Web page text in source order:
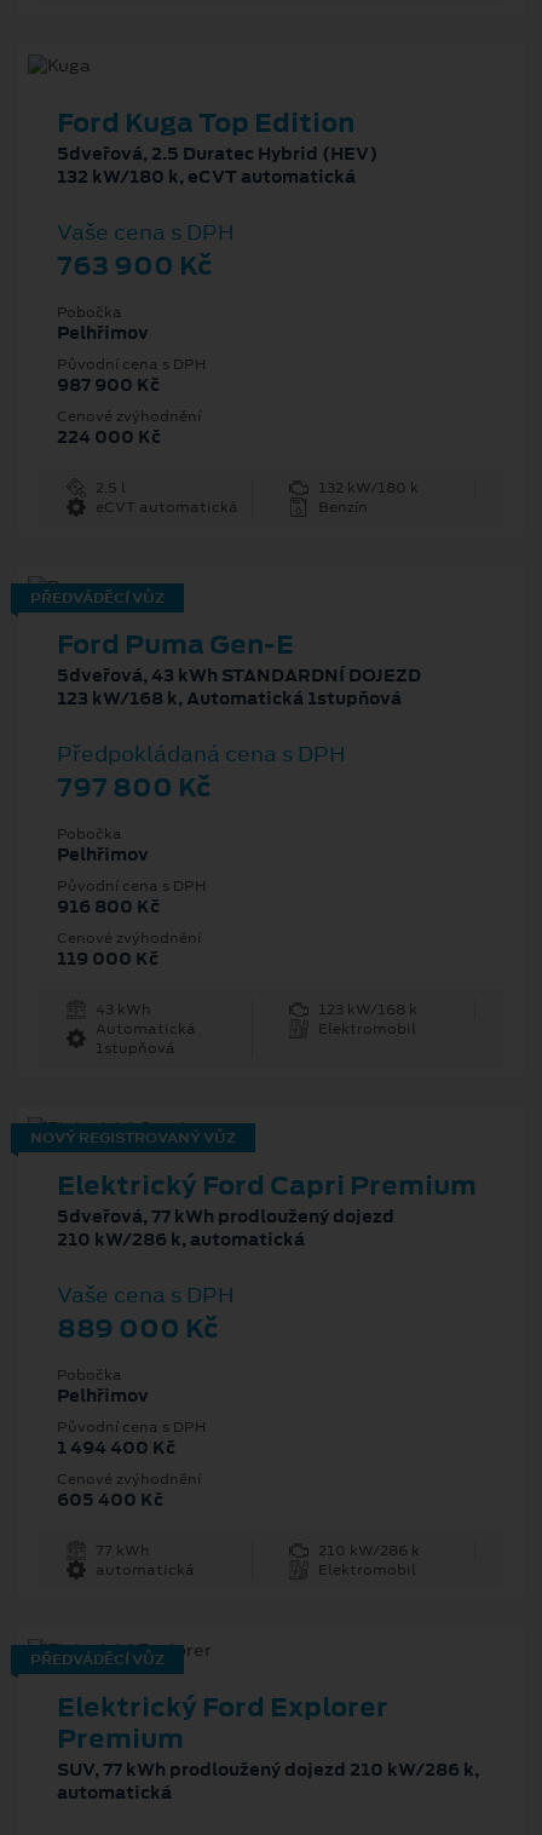
Ford Kuga Top Edition
5dveřová, 2.5 Duratec Hybrid (HEV)
132 kW/180 k, eCVT automatická
Vaše cena s DPH
763 900 Kč
Pobočka
Pelhřimov
Původní cena s DPH
987 900 Kč
Cenové zvýhodnění
224 000 Kč
2.5 l
132 kW/180 k
eCVT automatická
Benzín
PŘEDVÁDĚCÍ VŮZ
Ford Puma Gen-E
5dveřová, 43 kWh STANDARDNÍ DOJEZD
123 kW/168 k, Automatická 1stupňová
Předpokládaná cena s DPH
797 800 Kč
Pobočka
Pelhřimov
Původní cena s DPH
916 800 Kč
Cenové zvýhodnění
119 000 Kč
43 kWh
123 kW/168 k
Automatická
1stupňová
Elektromobil
NOVÝ REGISTROVANÝ VŮZ
Elektrický Ford Capri Premium
5dveřová, 77 kWh prodloužený dojezd
210 kW/286 k, automatická
Vaše cena s DPH
889 000 Kč
Pobočka
Pelhřimov
Původní cena s DPH
1 494 400 Kč
Cenové zvýhodnění
605 400 Kč
77 kWh
210 kW/286 k
automatická
Elektromobil
PŘEDVÁDĚCÍ VŮZ
Elektrický Ford Explorer
Premium
SUV, 77 kWh prodloužený dojezd 210 kW/286 k,
automatická